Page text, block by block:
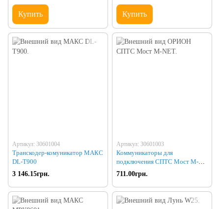
Купить Купить
Артикул: 30601004
Транскодер-комуникатор МАКС
DL-T900
3 146.15грн.
Артикул: 30601003
Коммуникаторы для
подключения СПТС Мост M-
NET
711.00грн.